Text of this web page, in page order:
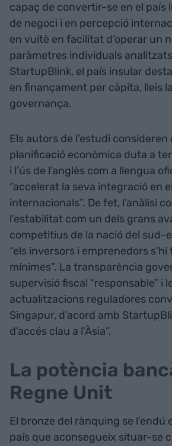
capaç de convertir-se en el país
de negoci i en percepció
en vuitè en facilitat d’operar un
paràmetres individuals
StartupBlink, el país insular
en finançament per càpita, lleis
governança.
Els autors de l’estudi consideren
planificació econòmica duta a
i l’ús de l’anglès com a llengua
“accelerat la seva integració en
internacionals”. De fet, l’anàlisi
l’estabilitat com un dels grans
competitius de la nació del sud-
“els inversors i emprenedors
mínimes”. La transparència
supervisió fiscal “responsable” i
actualitzacions reguladores
Singapur, d’acord amb
d’accés clau a l’Àsia”.
La potència
Regne Unit
El bronze del rànquing se l’endú
país que aconsegueix situar-se